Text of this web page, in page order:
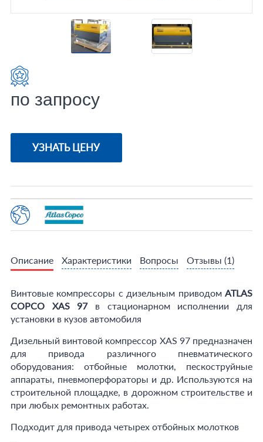
по запросу
УЗНАТЬ ЦЕНУ
Описание Характеристики Вопросы Отзывы (1)
Винтовые компрессоры с дизельным приводомATLAS
COPCO XAS 97в стационарном исполнении для
установки в кузов автомобиля
Дизельный винтовой компрессор XAS 97 предназначен
для привода различного пневматического
оборудования: отбойные молотки, пескоструйные
аппараты, пневмоперфораторы и др. Используются на
строительной площадке, в дорожном строительстве и
при любых ремонтных работах.
Подходит для привода четырех отбойных молотков